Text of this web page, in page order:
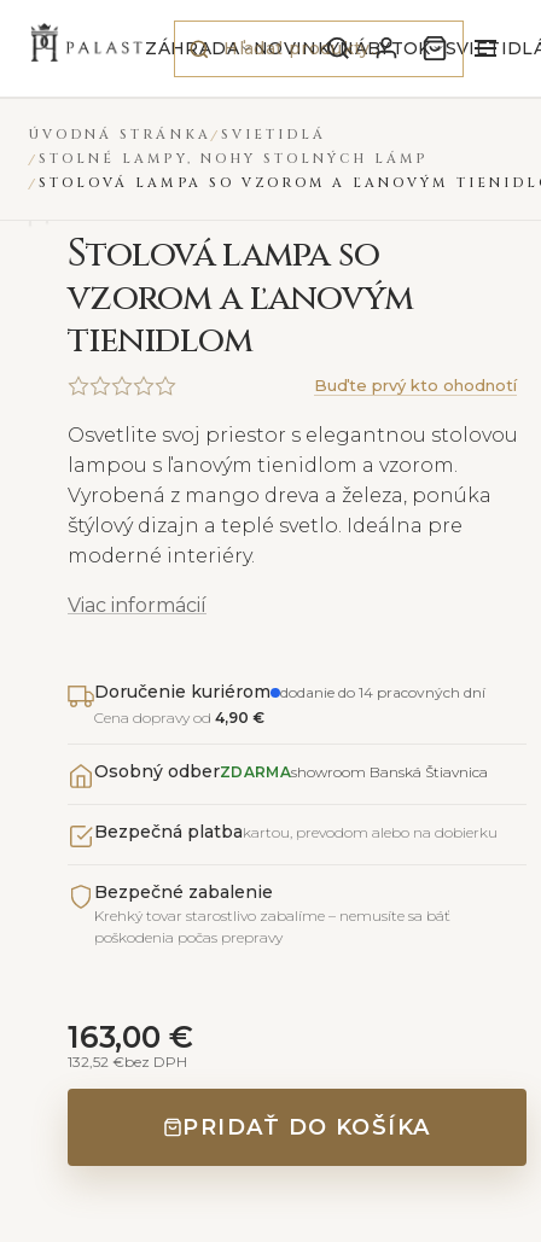
Preskočiť na obsah
ZÁHRADA NOVINKYNÁBYTOK
ÚVODNÁ STRÁNKA
SVIETIDLÁ
STOLNÉ LAMPY, NOHY STOLNÝCH LÁMP
STOLOVÁ LAMPA SO VZOROM A ĽANOVÝM
Stolová lampa so
vzorom a ľanovým
tienidlom
Buďte prvý kto ohodnotí
Osvetlite svoj priestor s elegantnou stolovou
lampou s ľanovým tienidlom a vzorom.
Vyrobená z mango dreva a železa, ponúka
štýlový dizajn a teplé svetlo. Ideálna pre
moderné interiéry.
Viac informácií
Doručenie kuriérom dodanie do 14 pracovných dní
Cena dopravy od 4,90 €
Osobný odberZDARMAshowroom Banská Štiavnica
Bezpečná platbakartou, prevodom alebo na dobierku
Bezpečné zabalenie
Krehký tovar starostlivo zabalíme – nemusíte sa báť
poškodenia počas prepravy
163,00 €
132,52 €bez DPH
PRIDAŤ DO KOŠÍKA
NOVINKA
VYPREDANÉ